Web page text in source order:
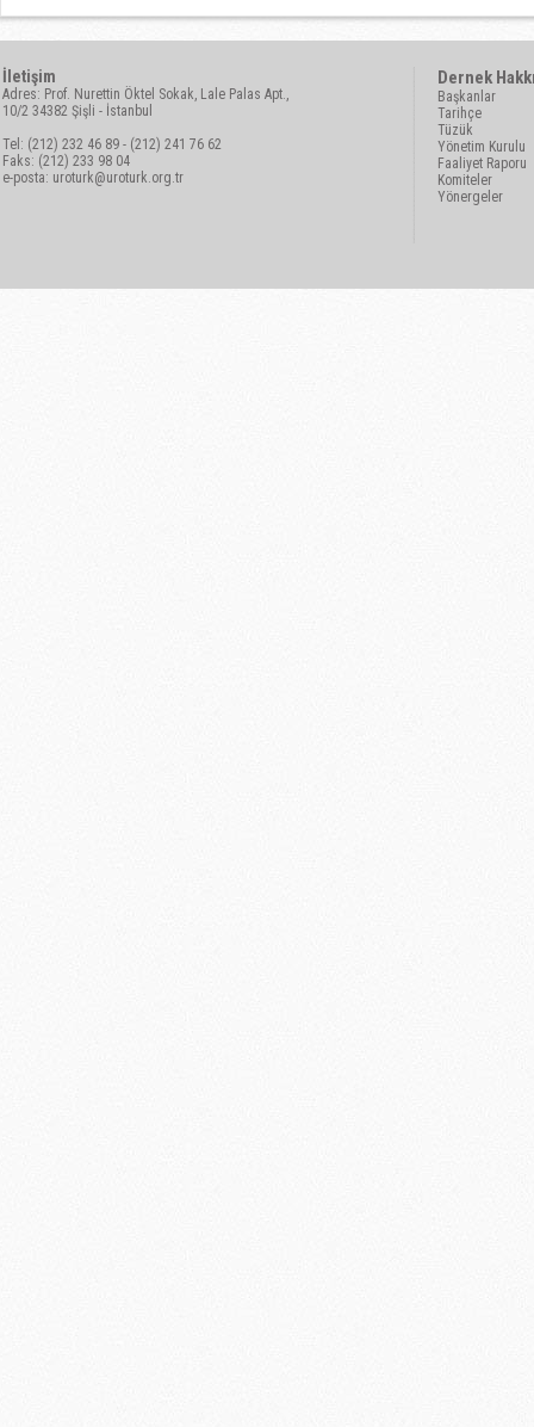
İletişim
Adres: Prof. Nurettin Öktel Sokak, Lale Palas Apt.,
10/2 34382 Şişli - İstanbul
Tel: (212) 232 46 89 - (212) 241 76 62
Faks: (212) 233 98 04
e-posta: uroturk@uroturk.org.tr
Dernek
Başkanlar
Tarihçe
Tüzük
Yönetim Kurulu
Faaliyet Raporu
Komiteler
Yönergeler